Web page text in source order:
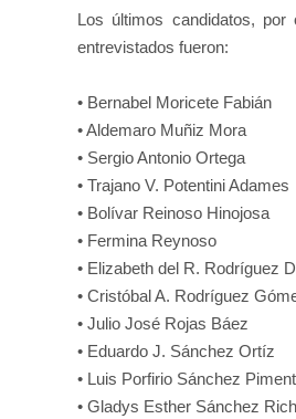
Los últimos candidatos, por
entrevistados fueron:
• Bernabel Moricete Fabián
• Aldemaro Muñiz Mora
• Sergio Antonio Ortega
• Trajano V. Potentini Adames
• Bolívar Reinoso Hinojosa
• Fermina Reynoso
• Elizabeth del R. Rodríguez
• Cristóbal A. Rodríguez
• Julio José Rojas Báez
• Eduardo J. Sánchez Ortíz
• Luis Porfirio Sánchez
• Gladys Esther Sánchez